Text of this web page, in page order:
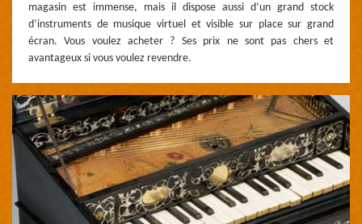
magasin est immense, mais il dispose aussi d’un grand stock
d’instruments de musique virtuel et visible sur place sur grand
écran. Vous voulez acheter ? Ses prix ne sont pas chers et
avantageux si vous voulez revendre.